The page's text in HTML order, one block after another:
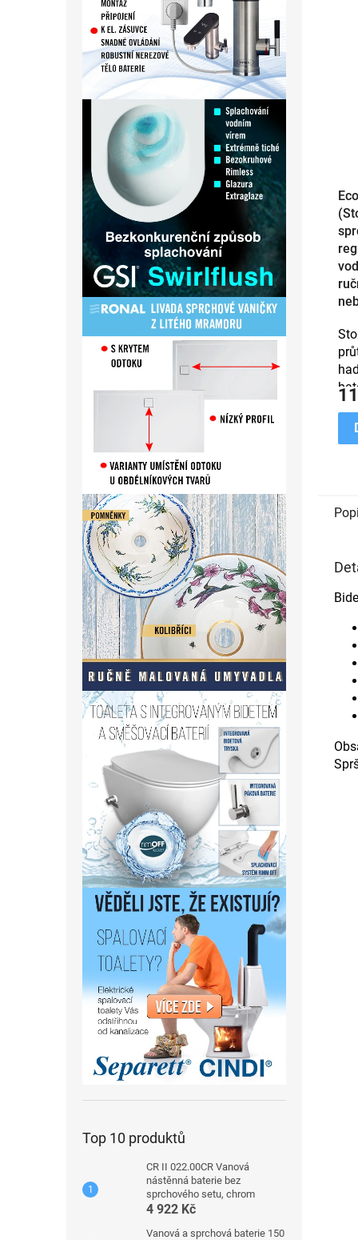
Top 10 produktů
CR II 022.00CR Vanová
nástěnná baterie bez
sprchového setu, chrom
4 922 Kč
Vanová a sprchová baterie 150